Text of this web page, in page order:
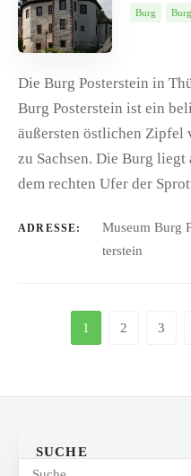
Burg
Die Burg Posterstein in
Burg Posterstein ist ein
äußersten östlichen Zipfel
zu Sachsen. Die Burg
dem rechten Ufer der
ADRESSE:
Museum Burg
terstein
1 2 3
SUCHE